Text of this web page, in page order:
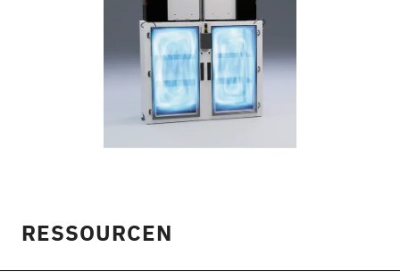
RESSOURCEN